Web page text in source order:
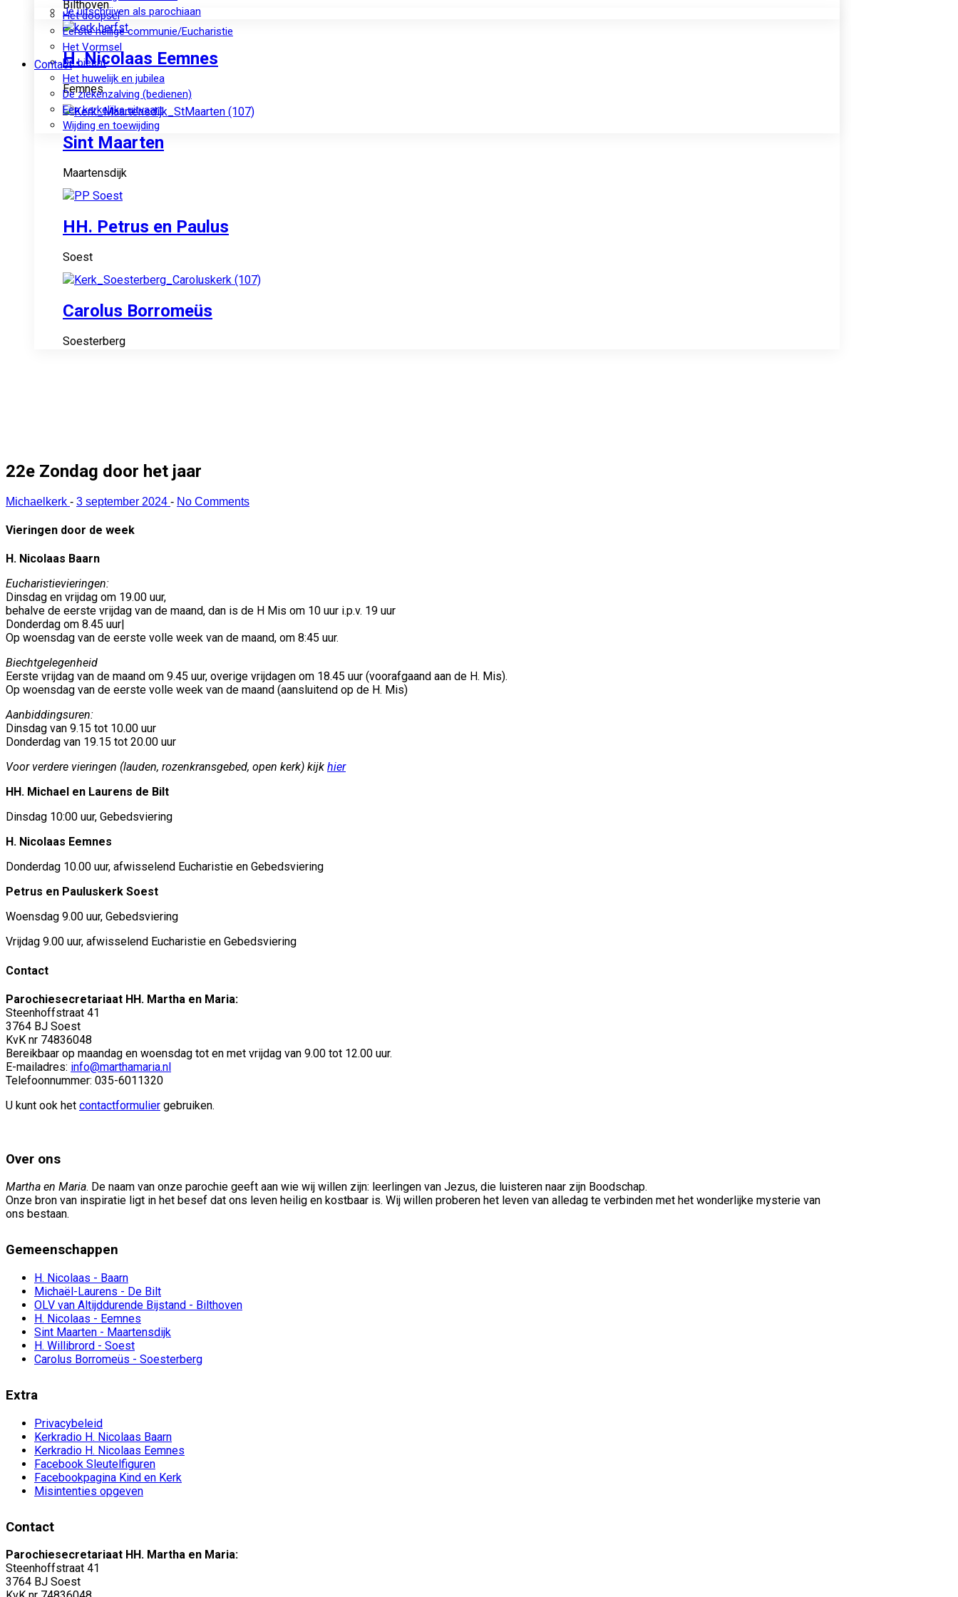
Bilthoven
H. Nicolaas Eemnes
Eemnes
Sint Maarten
Maartensdijk
HH. Petrus en Paulus
Soest
Carolus Borromeüs
Soesterberg
Je uitschrijven als parochiaan
Het doopsel
Eerste heilige communie/Eucharistie
Het Vormsel
De biecht
Het huwelijk en jubilea
De ziekenzalving (bedienen)
Een kerkelijke uitvaart
Wijding en toewijding
Contact
22e Zondag door het jaar
Michaelkerk - 3 september 2024 - No Comments
Vieringen door de week
H. Nicolaas Baarn
Eucharistievieringen:
Dinsdag en vrijdag om 19.00 uur,
behalve de eerste vrijdag van de maand, dan is de H Mis om 10 uur i.p.v. 19 uur
Donderdag om 8.45 uur|
Op woensdag van de eerste volle week van de maand, om 8:45 uur.
Biechtgelegenheid
Eerste vrijdag van de maand om 9.45 uur, overige vrijdagen om 18.45 uur (voorafgaand aan de H. Mis).
Op woensdag van de eerste volle week van de maand (aansluitend op de H. Mis)
Aanbiddingsuren:
Dinsdag van 9.15 tot 10.00 uur
Donderdag van 19.15 tot 20.00 uur
Voor verdere vieringen (lauden, rozenkransgebed, open kerk) kijk hier
HH. Michael en Laurens de Bilt
Dinsdag 10:00 uur, Gebedsviering
H. Nicolaas Eemnes
Donderdag 10.00 uur, afwisselend Eucharistie en Gebedsviering
Petrus en Pauluskerk Soest
Woensdag 9.00 uur, Gebedsviering
Vrijdag 9.00 uur, afwisselend Eucharistie en Gebedsviering
Contact
Parochiesecretariaat HH. Martha en Maria:
Steenhoffstraat 41
3764 BJ Soest
KvK nr 74836048
Bereikbaar op maandag en woensdag tot en met vrijdag van 9.00 tot 12.00 uur.
E-mailadres: info@marthamaria.nl
Telefoonnummer: 035-6011320
U kunt ook het contactformulier gebruiken.
Over ons
Martha en Maria. De naam van onze parochie geeft aan wie wij willen zijn: leerlingen van Jezus, die luisteren naar zijn Boodschap.
Onze bron van inspiratie ligt in het besef dat ons leven heilig en kostbaar is. Wij willen proberen het leven van alledag te verbinden met het wonderlijke mysterie van
ons bestaan.
Gemeenschappen
H. Nicolaas - Baarn
Michaël-Laurens - De Bilt
OLV van Altijddurende Bijstand - Bilthoven
H. Nicolaas - Eemnes
Sint Maarten - Maartensdijk
H. Willibrord - Soest
Carolus Borromeüs - Soesterberg
Extra
Privacybeleid
Kerkradio H. Nicolaas Baarn
Kerkradio H. Nicolaas Eemnes
Facebook Sleutelfiguren
Facebookpagina Kind en Kerk
Misintenties opgeven
Contact
Parochiesecretariaat HH. Martha en Maria:
Steenhoffstraat 41
3764 BJ Soest